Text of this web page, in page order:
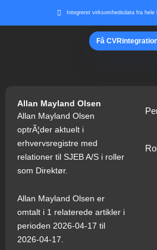
Integreret virksomhedsdata fra
Få CVR
Allan Mayland Olsen
Allan Mayland Olsen
optrÃ¦der aktuelt i
erhvervsregistre med
relationer til SJEB A/S i roller
som Direktør.
Allan Mayland Olsen er
omtalt i 1 relaterede artikler i
perioden 2026-04-17 til
2026-04-17.